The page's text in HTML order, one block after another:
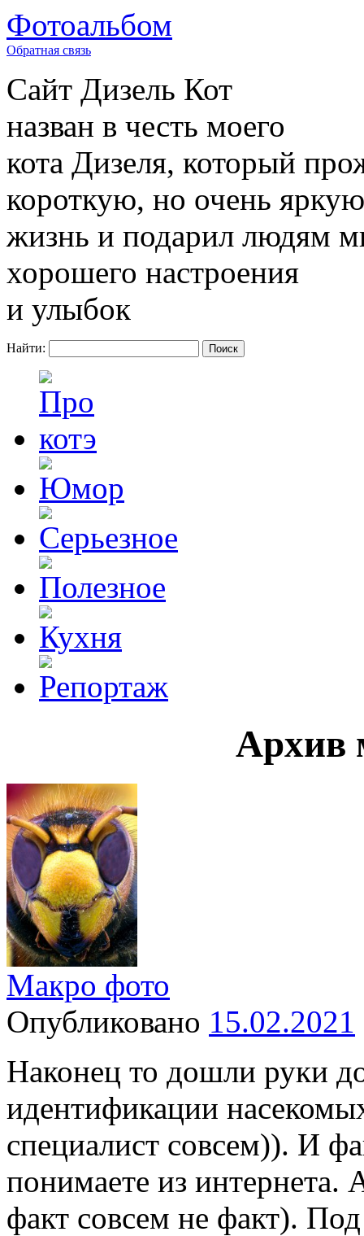
Фотоальбом
Обратная связь
Сайт Дизель Кот
назван в честь моего
кота Дизеля, который
короткую, но очень яркую
жизнь и подарил людям
хорошего настроения
и улыбок
Найти:
Архив
Макро фото
Опубликовано 15.02.2021
Наконец то дошли руки
идентификации
специалист совсем)). И
понимаете из интернета.
факт совсем не факт).